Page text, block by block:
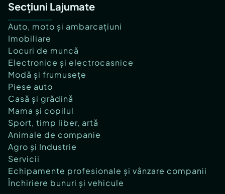
Secțiuni Lajumate
Auto, moto și ambarcațiuni
Imobiliare
Locuri de muncă
Electronice și electrocasnice
Modă și frumusețe
Piese auto
Casă și grădină
Mama și copilul
Sport, timp liber, artă
Animale de companie
Agro și Industrie
Servicii
Echipamente profesionale și vânzare companii
Închiriere bunuri și vehicule